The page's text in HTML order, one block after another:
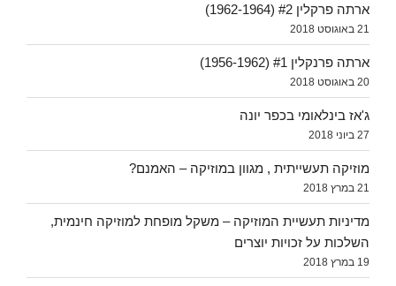
ארתה פרקלין #2 (1962-1964)
21 באוגוסט 2018
ארתה פרנקלין #1 (1956-1962)
20 באוגוסט 2018
ג'אז בינלאומי בכפר יונה
27 ביוני 2018
מוזיקה תעשייתית , מגוון במוזיקה – האמנם?
21 במרץ 2018
מדיניות תעשיית המוזיקה – משקל מופחת למוזיקה חינמית,
השלכות על זכויות יוצרים
19 במרץ 2018